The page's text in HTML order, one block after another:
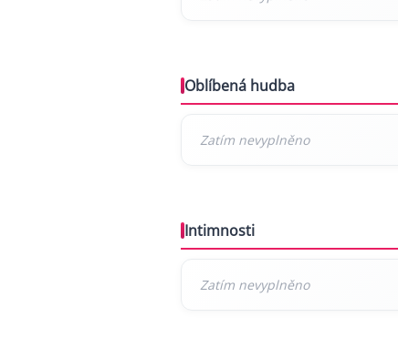
Oblíbená hudba
Intimnosti